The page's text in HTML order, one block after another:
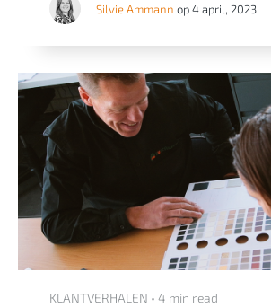
Silvie Ammann op 4 april, 2023
KLANTVERHALEN • 4 min read